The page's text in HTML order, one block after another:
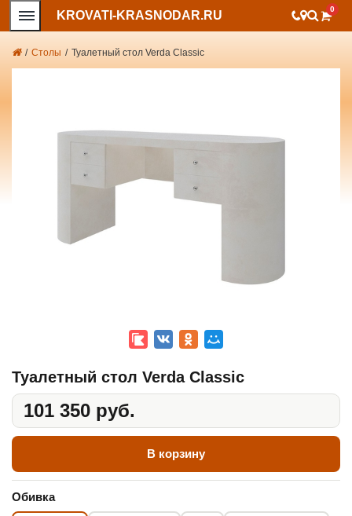
KROVATI-KRASNODAR.RU 0
/ Столы / Туалетный стол Verda Classic
Туалетный стол Verda Classic
101 350 руб.
В корзину
Обивка